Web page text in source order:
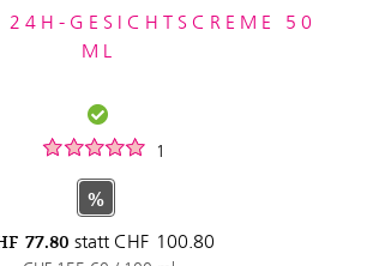
GESICHTSCREME 50
ML
1
%
77.80 statt CHF 100.80